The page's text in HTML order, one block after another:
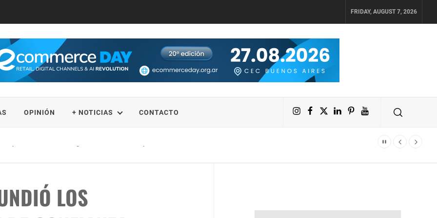
FRIDAY, AUGUST 7, 2026
OPINIÓN + NOTICIAS CONTACTO Instagram
Facebook
X LinkedIn
PinterestYouTube
LOS